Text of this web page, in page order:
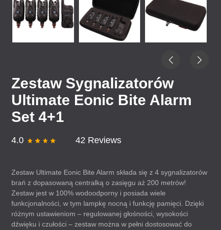
Zestaw Sygnalizatorów
Ultimate Eonic Bite Alarm
Set 4+1
4.0 42 Reviews
Zestaw Ultimate Eonic Bite Alarm składa się z 4 sygnalizatorów
brań z dopasowaną centralką o zasięgu aż 200 metrów!
Zestaw jest w 100% wodoodporny i posiada wiele
funkcjonalności, w tym lampkę nocną i funkcję pamięci. Dzięki
różnym ustawieniom – regulowanej głośności, wysokości
dźwięku i czułości – zestaw można w pełni dostosować do